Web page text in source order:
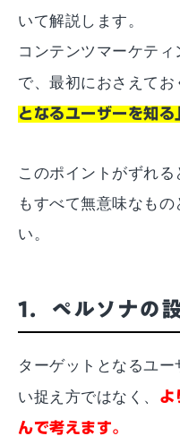
いて解説します。
コンテンツマーケテ
で、最初におさえてお
となるユーザーを知る
このポイントがずれ
もすべて無意味なも
い。
1．ペルソナの
ターゲットとなるユ
い捉え方ではなく、
よ
んで考えます。